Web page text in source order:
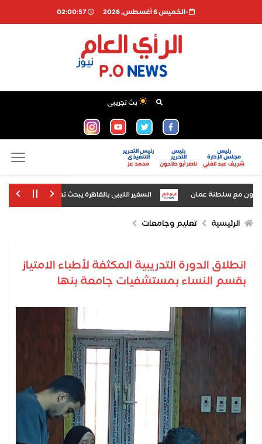
-الخميس 6 أغسطس, 2026 02:00:57
بث تجريبى
رئيس
مجلس الإدارة
شريف عبد الغني
رئيس
التحرير
ناصر أبو طاحون
رئيس التحرير
التنفيذى
محمد عز
مع سلطنة عمان السفير الليبى بالقاهرة يبحث تعزيز سبل التعاون مع
الرئيسية تعليم وجامعات
انطلاق الدورة التدريبية المكثفة لأطباء الامتياز
بقسم النساء بمستشفيات جامعة بنها